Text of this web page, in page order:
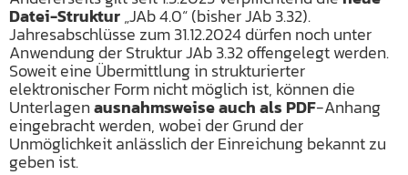
Datei-Struktur„JAb 4.0“ (bisher JAb 3.32).
Jahresabschlüsse zum 31.12.2024 dürfen noch unter
Anwendung der Struktur JAb 3.32 offengelegt werden.
Soweit eine Übermittlung in strukturierter
elektronischer Form nicht möglich ist, können die
Unterlagenausnahmsweise auch als PDF-Anhang
eingebracht werden, wobei der Grund der
Unmöglichkeit anlässlich der Einreichung bekannt zu
geben ist.